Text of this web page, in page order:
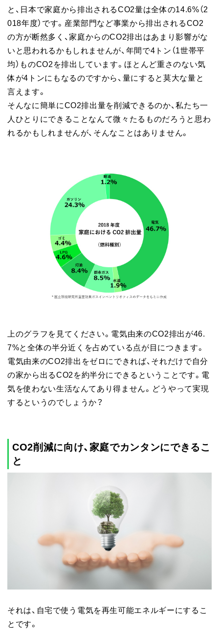
と、日本で家庭から排出されるCO2量は全体の14.6%（2
018年度）です。産業部門など事業から排出されるCO2
の方が断然多く、家庭からのCO2排出はあまり影響がな
いと思われるかもしれませんが、年間で4トン（1世帯平
均）ものCO2を排出しています。ほとんど重さのない気
体が4トンにもなるのですから、量にすると莫大な量と
言えます。
そんなに簡単にCO2排出量を削減できるのか、私たち一
人ひとりにできることなんて微々たるものだろうと思わ
れるかもしれませんが、そんなことはありません。
上のグラフを見てください。電気由来のCO2排出が46.
7%と全体の半分近くを占めている点が目につきます。
電気由来のCO2排出をゼロにできれば、それだけで自分
の家から出るCO2を約半分にできるということです。電
気を使わない生活なんてあり得ません。どうやって実現
するというのでしょうか？
CO2削減に向け、家庭でカンタンにできるこ
と
それは、自宅で使う電気を再生可能エネルギーにするこ
とです。